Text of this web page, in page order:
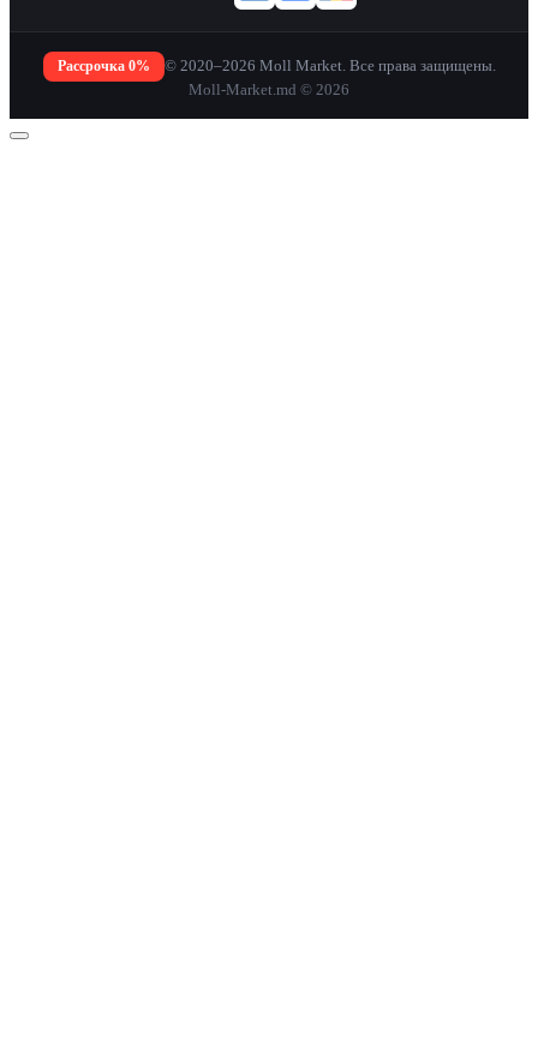
Рассрочка 0%
© 2020–2026 Moll Market. Все права защищены.
Moll-Market.md © 2026